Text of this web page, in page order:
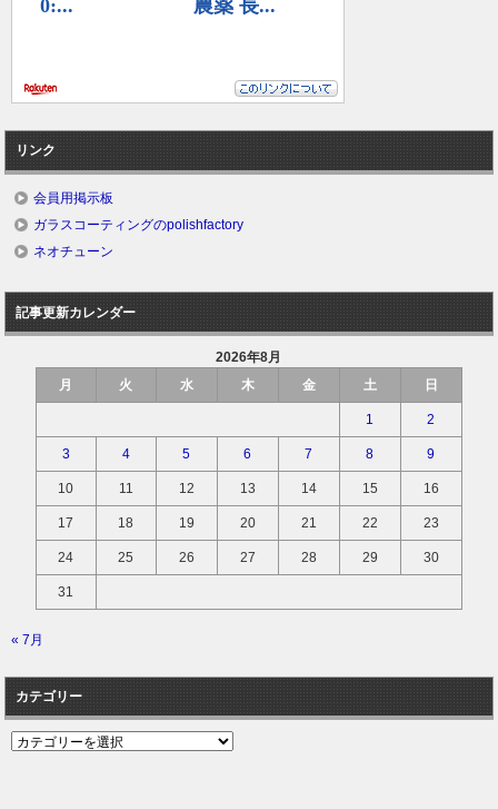
リンク
会員用掲示板
ガラスコーティングのpolishfactory
ネオチューン
記事更新カレンダー
2026年8月
月
火 水 木 金 土 日
1 2
3 4 5 6 7 8 9
10 11 12 13 14 15 16
17 18 19 20 21 22 23
24 25 26 27 28 29 30
31
« 7月
カテゴリー
カ